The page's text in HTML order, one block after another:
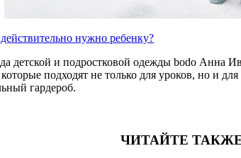
нужно ребенку?
детской и подростковой одежды bodo Анна
подходят не только для уроков, но и
гардероб.
ЧИТАЙТЕ